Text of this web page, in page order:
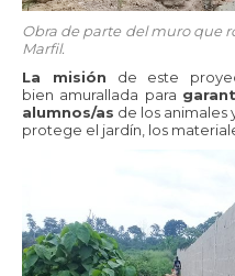
Obra de parte del muro que
Marfil.
La misión de este
bien amurallada para
alumnos/as de los animales
protege el jardín, los